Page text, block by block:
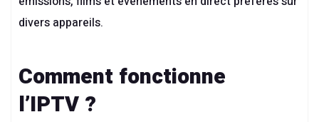
divers appareils.
Comment fonctionne
l’IPTV ?